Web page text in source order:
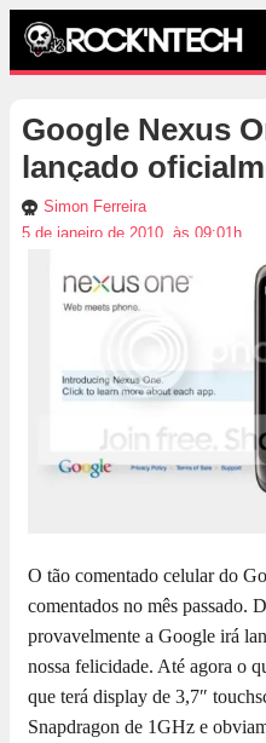
Google Nexus
lançado
Simon Ferreira
5 de janeiro de 2010, às 09:01h
O tão comentado celular do
comentados no mês passado.
provavelmente a Google irá
nossa felicidade. Até agora o
que terá display de 3,7″
Snapdragon de 1GHz e